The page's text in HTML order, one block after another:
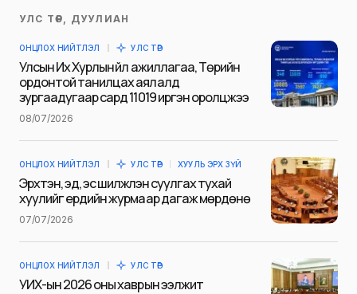
Таны имэйл хаягийг нийтлэхгүй.
тэмдэглэсэн
Сэтгэгдэл*
Name
УЛС ТӨР, ДУУЛИАН
ОНЦЛОХ НИЙТЛЭЛ УЛС ТӨР
Улсын Их Хурлын үйл ажиллагаа, Төрийн
ордонтой танилцах аялалд
зургаадугаар сард 11019 иргэн оролцжээ
08/07/2026
ОНЦЛОХ НИЙТЛЭЛ УЛС ТӨР ХУУЛЬ ЭРХ ЗҮЙ
Эрхтэн, эд, эс шилжүүлэн суулгах тухай
хуулийг ердийн журмаар дагаж мөрдөнө
07/07/2026
ОНЦЛОХ НИЙТЛЭЛ УЛС ТӨР
УИХ-ын 2026 оны хаврын ээлжит